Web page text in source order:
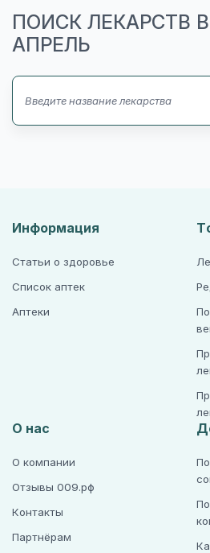
ПОИСК ЛЕКАРСТВ
АПРЕЛЬ
Информация
Статьи о здоровье
Список аптек
Аптеки
О нас
О компании
Отзывы 009.рф
Контакты
Партнёрам